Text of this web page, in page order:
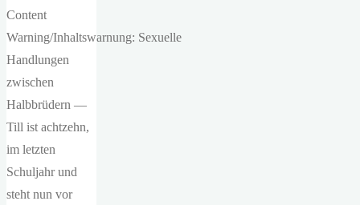
Content
Warning/Inhaltswarnung: Sexuelle
Handlungen
zwischen
Halbbrüdern —
Till ist achtzehn,
im letzten
Schuljahr und
steht nun vor